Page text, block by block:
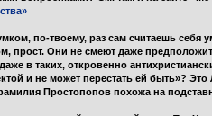
по-твоему, раз сам считаешь
прост. Они не смеют даже
в таких, откровенно
и не может перестать ей быть»?
Простопопов похожа на